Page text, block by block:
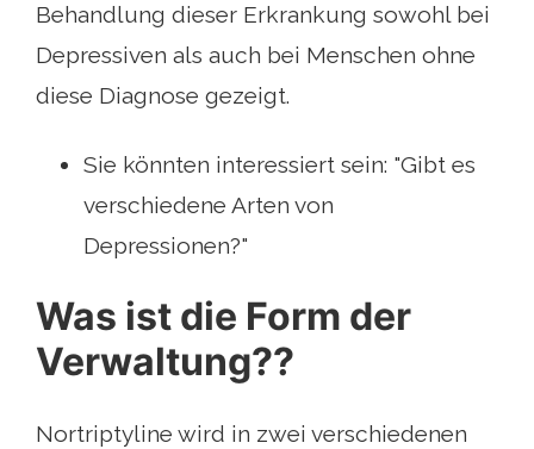
Behandlung dieser Erkrankung sowohl bei
Depressiven als auch bei Menschen ohne
diese Diagnose gezeigt.
Sie könnten interessiert sein: "Gibt es
verschiedene Arten von
Depressionen?"
Was ist die Form der
Verwaltung??
Nortriptyline wird in zwei verschiedenen